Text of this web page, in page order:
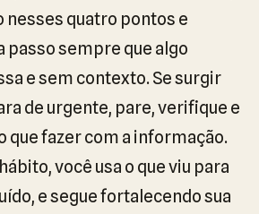
nesses quatro pontos e
passo sempre que algo
e sem contexto. Se surgir
de urgente, pare, verifique e
que fazer com a informação.
você usa o que viu para
e segue fortalecendo sua